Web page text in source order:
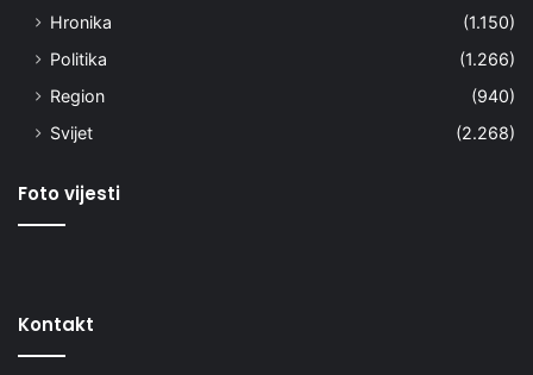
Hronika
(1.150)
Politika
(1.266)
Region
(940)
Svijet
(2.268)
Foto vijesti
Kontakt